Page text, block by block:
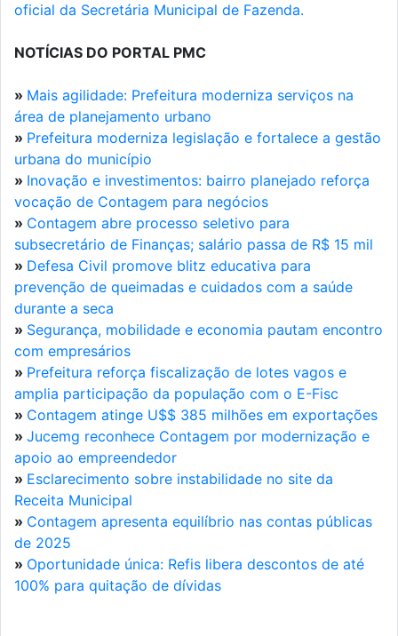
oficial da Secretária Municipal de Fazenda.
NOTÍCIAS DO PORTAL PMC
» Mais agilidade: Prefeitura moderniza serviços na
área de planejamento urbano
» Prefeitura moderniza legislação e fortalece a gestão
urbana do município
» Inovação e investimentos: bairro planejado reforça
vocação de Contagem para negócios
» Contagem abre processo seletivo para
subsecretário de Finanças; salário passa de R$ 15 mil
» Defesa Civil promove blitz educativa para
prevenção de queimadas e cuidados com a saúde
durante a seca
» Segurança, mobilidade e economia pautam encontro
com empresários
» Prefeitura reforça fiscalização de lotes vagos e
amplia participação da população com o E-Fisc
» Contagem atinge U$$ 385 milhões em exportações
» Jucemg reconhece Contagem por modernização e
apoio ao empreendedor
» Esclarecimento sobre instabilidade no site da
Receita Municipal
» Contagem apresenta equilíbrio nas contas públicas
de 2025
» Oportunidade única: Refis libera descontos de até
100% para quitação de dívidas